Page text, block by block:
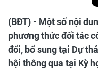
(BĐT) - Một số nội
phương thức đối tác
đổi, bổ sung tại Dự
hội thông qua tại Kỳ